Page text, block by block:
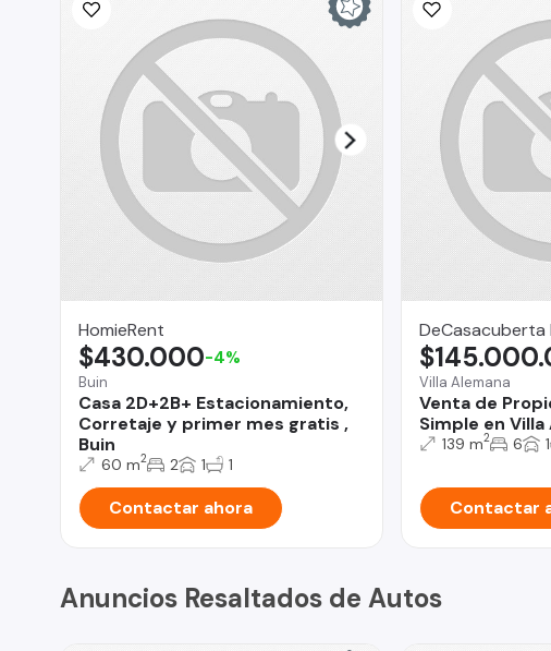
HomieRent
Buin
Casa 2D+2B+ Estacionamiento,
Corretaje y primer mes gratis ,
Buin
$430.000-4%
60 m2 2 1 1
Contactar ahora
DeCasacuberta
Villa Alemana
Venta de
Simple en Villa
139 m2 6 1
Contactar
Anuncios Resaltados de Autos